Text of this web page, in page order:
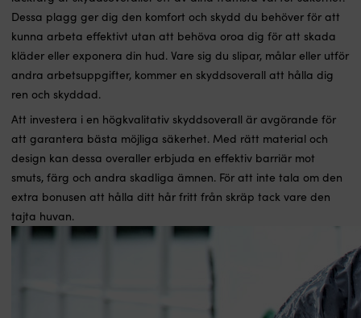
Dessa plagg ger dig den komfort och skydd du behöver för att
kunna arbeta effektivt utan att behöva oroa dig för att skada
kläder eller exponera din hud. Vare sig du slipar, målar eller utför
andra arbetsuppgifter, kommer en skyddsoverall att hålla dig
ren och skyddad.
Att investera i en högkvalitativ skyddsoverall är avgörande för
att garantera bästa möjliga säkerhet. Med rätt material och
design kan dessa overaller erbjuda en effektiv barriär mot
smuts, färg och andra skadliga ämnen. För att inte tala om den
extra bonusen att hålla ditt hår fritt från skräp tack vare den
tajta huvan.